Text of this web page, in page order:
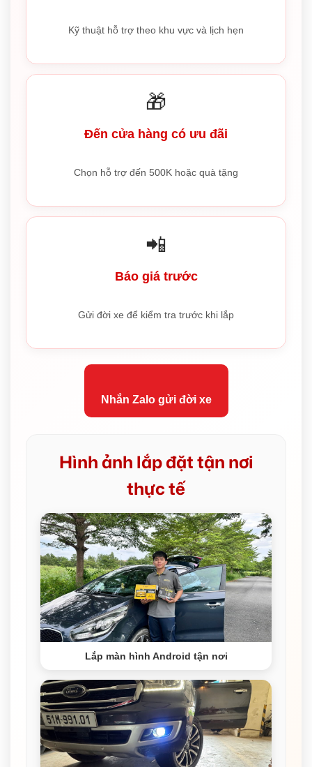
Kỹ thuật hỗ trợ theo khu vực và lịch hẹn
🎁
Đến cửa hàng có ưu đãi
Chọn hỗ trợ đến 500K hoặc quà tặng
📲
Báo giá trước
Gửi đời xe để kiểm tra trước khi lắp
Nhắn Zalo gửi đời xe
Hình ảnh lắp đặt tận nơi
thực tế
Lắp màn hình Android tận nơi